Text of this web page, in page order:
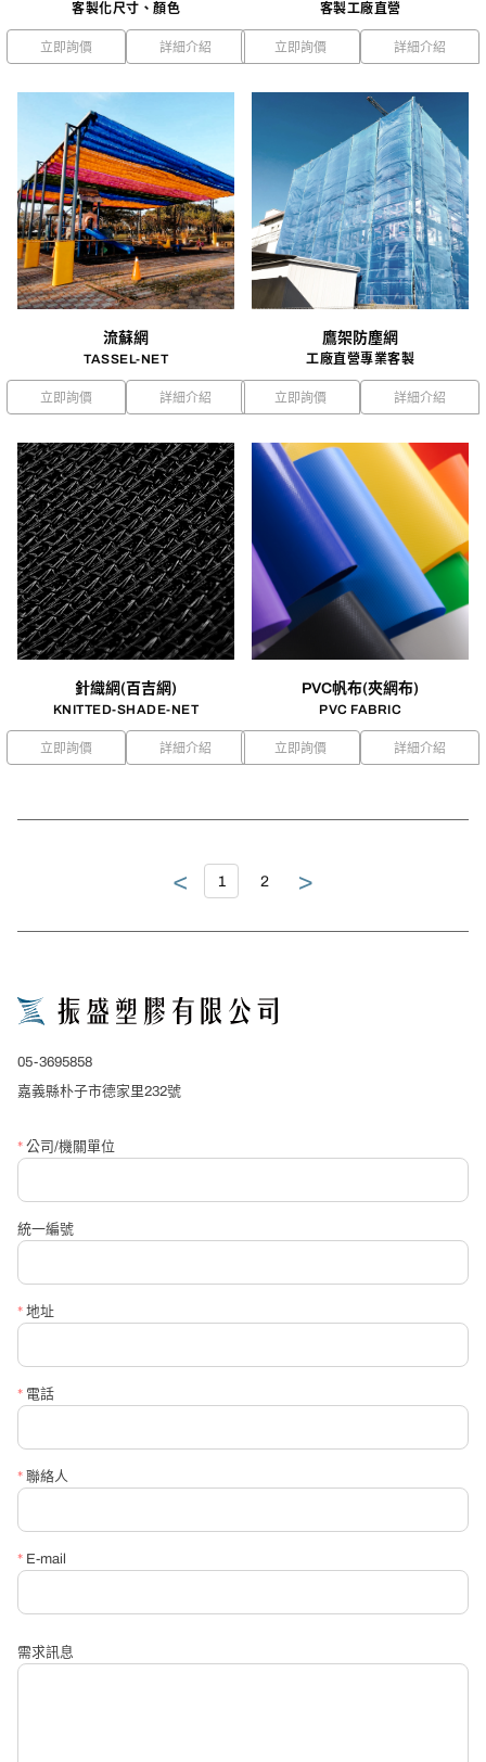
客製化尺寸、顏色
立即詢價 詳細介紹
客製工廠直營
立即詢價 詳細介紹
流蘇網
TASSEL-NET
立即詢價 詳細介紹
鷹架防塵網
工廠直營專業客製
立即詢價 詳細介紹
針織網(百吉網)
KNITTED-SHADE-NET
立即詢價 詳細介紹
PVC帆布(夾網布)
PVC FABRIC
立即詢價 詳細介紹
< 1 2 >
close
*公司/單位名稱
*請必填詢問內容
05-3695858
嘉義縣朴子市德家里232號
* 公司/機關單位
統一編號
* 地址
* 電話
* 聯絡人
* E-mail
需求訊息